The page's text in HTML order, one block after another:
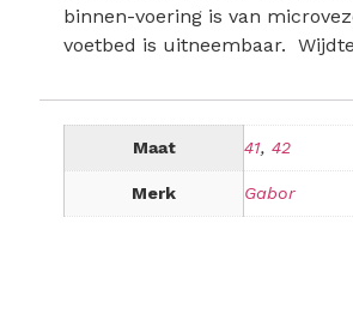
binnen-voering is van
voetbed is uitneembaar.
Maat 41,42
Merk Gabor